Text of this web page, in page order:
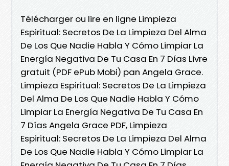
Télécharger ou lire en ligne Limpieza
Espiritual: Secretos De La Limpieza Del Alma
De Los Que Nadie Habla Y Cómo Limpiar La
Energía Negativa De Tu Casa En 7 Días Livre
gratuit (PDF ePub Mobi) pan Angela Grace.
Limpieza Espiritual: Secretos De La Limpieza
Del Alma De Los Que Nadie Habla Y Cómo
Limpiar La Energía Negativa De Tu Casa En
7 Días Angela Grace PDF, Limpieza
Espiritual: Secretos De La Limpieza Del Alma
De Los Que Nadie Habla Y Cómo Limpiar La